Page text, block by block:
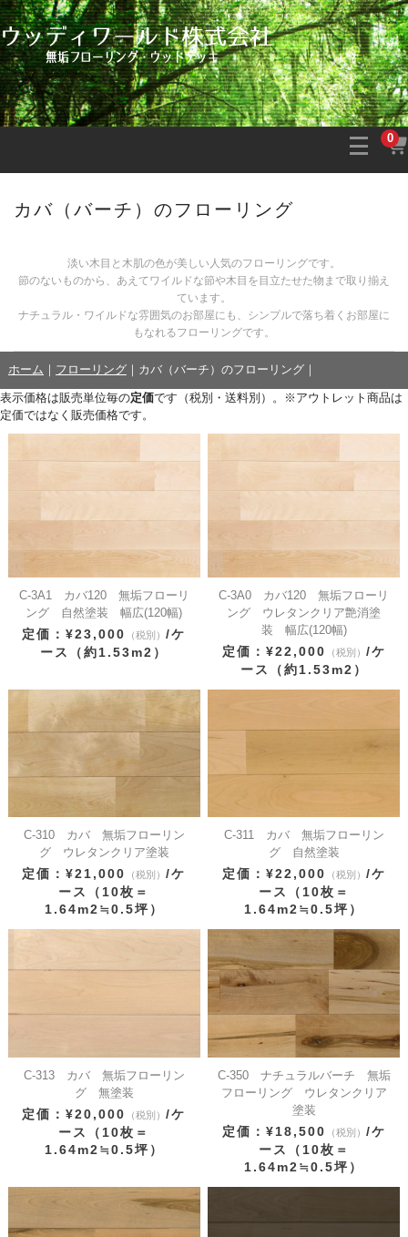
0
カバ（バーチ）のフローリング
淡い木目と木肌の色が美しい人気のフローリングです。
節のないものから、あえてワイルドな節や木目を目立たせた物まで取り揃え
ています。
ナチュラル・ワイルドな雰囲気のお部屋にも、シンプルで落ち着くお部屋に
もなれるフローリングです。
ホーム ｜ フローリング｜ カバ（バーチ）のフローリング｜
表示価格は販売単位毎の定価です（税別・送料別）。※アウトレット商品は
定価ではなく販売価格です。
C-3A1 カバ120 無垢フローリ
ング 自然塗装 幅広(120幅)
定価：¥23,000 （税別）/ケ
ース（約1.53m2）
C-3A0 カバ120 無垢フローリ
ング ウレタンクリア艶消塗
装 幅広(120幅)
定価：¥22,000 （税別） /ケ
ース（約1.53m2）
C-310 カバ 無垢フローリン
グ ウレタンクリア塗装
定価：¥21,000 （税別）/ケ
ース（10枚＝
1.64m2≒0.5坪）
C-311 カバ 無垢フローリン
グ 自然塗装
定価：¥22,000 （税別） /ケ
ース（10枚＝
1.64m2≒0.5坪）
C-313 カバ 無垢フローリン
グ 無塗装
定価：¥20,000 （税別）/ケ
ース（10枚＝
1.64m2≒0.5坪）
C-350 ナチュラルバーチ 無垢
フローリング ウレタンクリア
塗装
定価：¥18,500 （税別） /ケ
ース（10枚＝
1.64m2≒0.5坪）